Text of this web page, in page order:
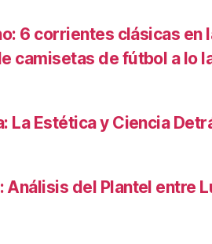
6 corrientes clásicas en
camisetas de fútbol a lo
La Estética y Ciencia
Análisis del Plantel entre